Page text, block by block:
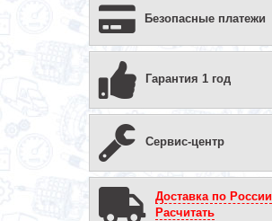
Безопасные платежи
Гарантия 1 год
Сервис-центр
Доставка по России
Расчитать